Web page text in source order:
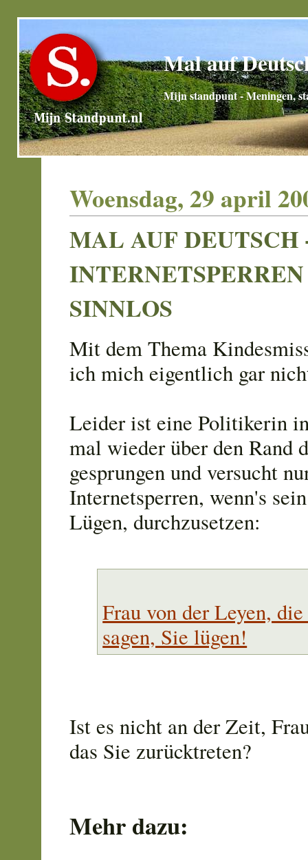
Mal auf
Mijn standpunt - Meningen,
Woensdag, 29 april
MAL AUF DEUTSCH
SINNLOS
Mit dem Thema
ich mich eigentlich gar
Leider ist eine Politikerin
mal wieder über den Rand
gesprungen und versucht
Internetsperren, wenn's
Lügen, durchzusetzen:
Frau von der Leyen,
sagen, Sie lügen!
Ist es nicht an der Zeit,
das Sie zurücktreten?
Mehr dazu: